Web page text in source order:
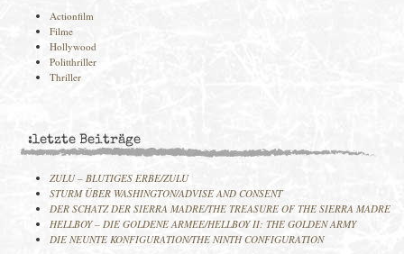
Actionfilm
Filme
Hollywood
Politthriller
Thriller
:letzte Beiträge
ZULU – BLUTIGES ERBE/ZULU
STURM ÜBER WASHINGTON/ADVISE AND CONSENT
DER SCHATZ DER SIERRA MADRE/THE TREASURE OF THE SIERRA MADRE
HELLBOY – DIE GOLDENE ARMEE/HELLBOY II: THE GOLDEN ARMY
DIE NEUNTE KONFIGURATION/THE NINTH CONFIGURATION